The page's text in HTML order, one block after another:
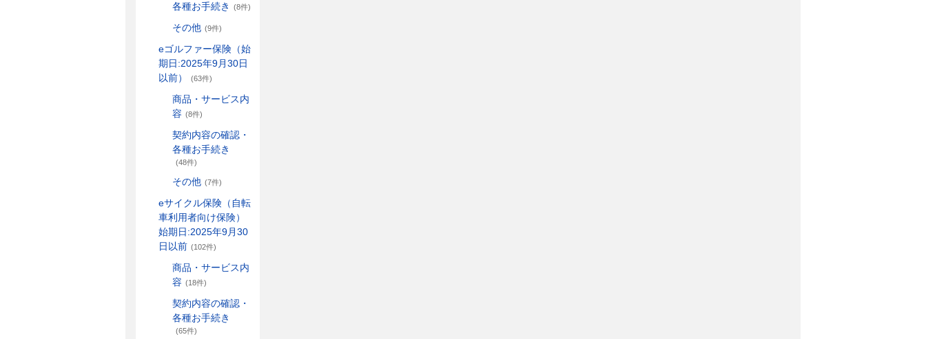
各種お手続き
(8件)
その他 (9件)
eゴルファー保険（始
期日:2025年9月30日
以前）
(63件)
商品・サービス内
容 (8件)
契約内容の確認・
各種お手続き
(48件)
その他 (7件)
eサイクル保険（自転
車利用者向け保険）
始期日:2025年9月30
日以前 (102件)
商品・サービス内
容 (18件)
契約内容の確認・
各種お手続き
(65件)